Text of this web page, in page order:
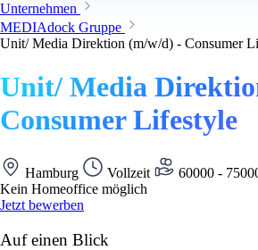
Unternehmen
MEDIAdock Gruppe
Unit/ Media Direktion (m/w/d) - Consumer
Unit/ Media
Consumer Lifestyle
Hamburg Vollzeit
60000 -
Kein Homeoffice möglich
Jetzt bewerben
Auf einen Blick